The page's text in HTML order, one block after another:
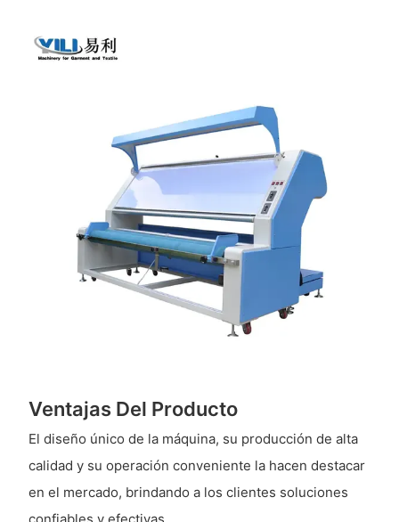
Ventajas Del Producto
El diseño único de la máquina, su producción de alta
calidad y su operación conveniente la hacen destacar
en el mercado, brindando a los clientes soluciones